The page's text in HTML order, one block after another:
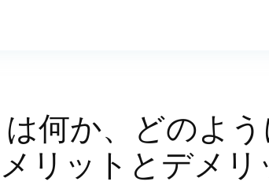
は何か、どのよ
リットとデメリ